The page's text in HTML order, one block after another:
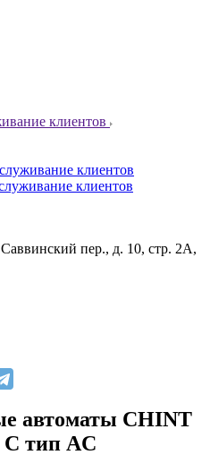
клиентов
клиентов
клиентов
пер., д. 10, стр. 2А,
автоматы CHINT
тип AC